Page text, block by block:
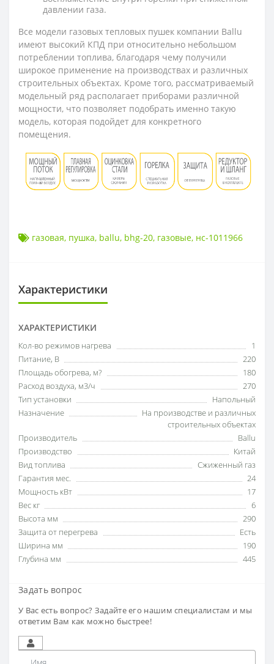
давлении газа.
Все модели газовых тепловых пушек компании Ballu
имеют высокий КПД при относительно небольшом
потреблении топлива, благодаря чему получили
широкое применение на производствах и различных
строительных объектах. Кроме того, рассматриваемый
модельный ряд располагает приборами различной
мощности, что позволяет подобрать именно такую
модель, которая подойдет для конкретного
помещения.
газовая, пушка, ballu, bhg-20, газовые, нс-1011966
Характеристики
ХАРАКТЕРИСТИКИ
Кол-во режимов нагрева
1
Питание, В
220
Площадь обогрева, м?
180
Расход воздуха, м3/ч
270
Тип установки
Напольный
Назначение
На производстве и различных
строительных объектах
Производитель
Ballu
Производство
Китай
Вид топлива
Сжиженный газ
Гарантия мес.
24
Мощность кВт
17
Вес кг
6
Высота мм
290
Защита от перегрева
Есть
Ширина мм
190
Глубина мм
445
Задать вопрос
У Вас есть вопрос? Задайте его нашим специалистам и мы
ответим Вам как можно быстрее!